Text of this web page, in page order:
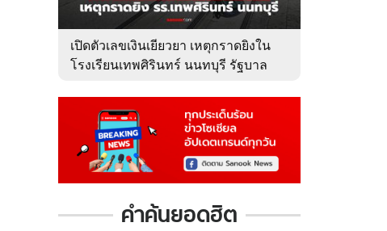
เปิดตัวเลขเงินเยียวยา เหตุกราดยิงใน
โรงเรียนเทพศิรินทร์ นนทบุรี รัฐบาล
คำค้นยอดฮิต